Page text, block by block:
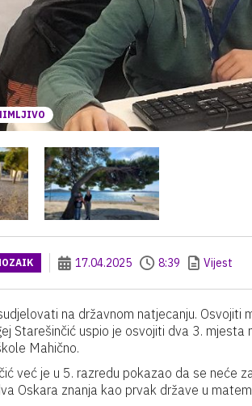
17.04.2025 8:39 Vijest
na državnom natjecanju. Osvojiti
Starešinčić uspio je osvojiti dva 3.
Mahično.
već je u 5. razredu pokazao da se neće
Oskara znanja kao prvak države u